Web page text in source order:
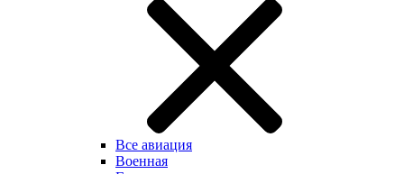
Все авиация
Военная